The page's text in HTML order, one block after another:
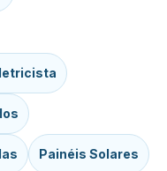
Painéis Solares